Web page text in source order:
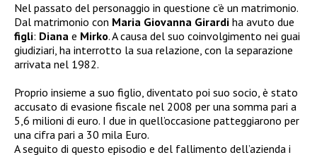
Nel passato del personaggio in questione c’è un matrimonio.
Dal matrimonio con Maria Giovanna Girardi ha avuto due
figli: Diana e Mirko. A causa del suo coinvolgimento nei guai
giudiziari, ha interrotto la sua relazione, con la separazione
arrivata nel 1982.
Proprio insieme a suo figlio, diventato poi suo socio, è stato
accusato di evasione fiscale nel 2008 per una somma pari a
5,6 milioni di euro. I due in quell’occasione patteggiarono per
una cifra pari a 30 mila Euro.
A seguito di questo episodio e del fallimento dell’azienda i